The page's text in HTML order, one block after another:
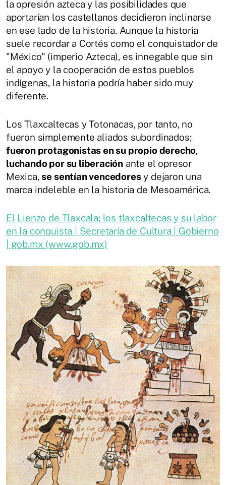
la opresión azteca y las posibilidades que
aportarían los castellanos decidieron inclinarse
en ese lado de la historia. Aunque la historia
suele recordar a Cortés como el conquistador de
"México" (imperio Azteca), es innegable que sin
el apoyo y la cooperación de estos pueblos
indígenas, la historia podría haber sido muy
diferente.
Los Tlaxcaltecas y Totonacas, por tanto, no
fueron simplemente aliados subordinados;
fueron protagonistas en su propio derecho,
luchando por su liberación ante el opresor
Mexica,se sentían vencedoresy dejaron una
marca indeleble en la historia de Mesoamérica.
El Lienzo de Tlaxcala; los tlaxcaltecas y su labor
en la conquista | Secretaría de Cultura | Gobierno
| gob.mx (www.gob.mx)